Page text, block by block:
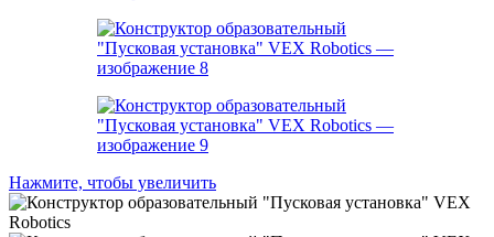
Нажмите, чтобы увеличить